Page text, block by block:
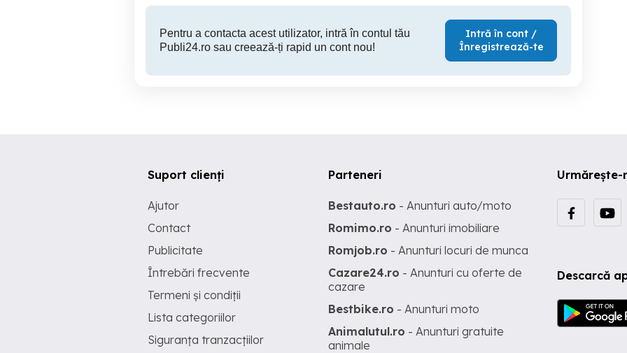
Pentru a contacta acest utilizator, intră în contul tău
Publi24.ro sau creează-ți rapid un cont nou!
Intră în cont /
Înregistrează-te
Urmărește-
Descarcă
Suport clienți
Ajutor
Contact
Publicitate
Întrebări frecvente
Termeni și condiții
Lista categoriilor
Siguranța tranzacțiilor
Parteneri
Bestauto.ro - Anunturi auto/moto
Romimo.ro - Anunturi imobiliare
Romjob.ro - Anunturi locuri de munca
Cazare24.ro - Anunturi cu oferte de
cazare
Bestbike.ro - Anunturi moto
Animalutul.ro - Anunturi gratuite
animale